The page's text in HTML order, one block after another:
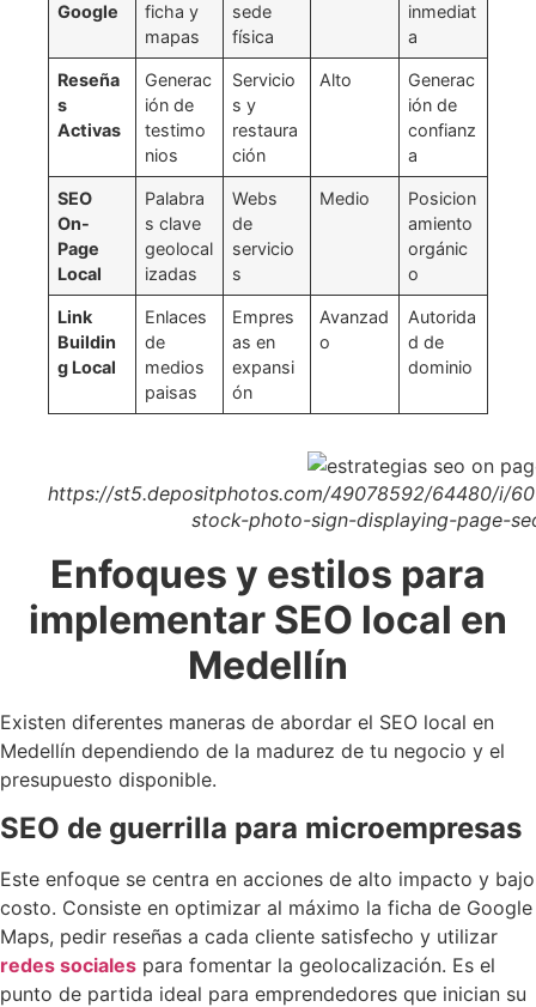
Google
ficha y
mapas
sede
física
inmediat
a
Reseña
s
Activas
Generac
ión de
testimo
nios
Servicio
s y
restaura
ción
Alto
Generac
ión de
confianz
a
SEO
On-
Page
Local
Palabra
s clave
geolocal
izadas
Webs
de
servicio
s
Medio
Posicion
amiento
orgánic
o
Link
Buildin
g Local
Enlaces
de
medios
paisas
Empres
as en
expansi
ón
Avanzad
o
Autorida
d de
dominio
https://st5.depositphotos.com/49078592/64480/i/
stock-photo-sign-displaying-page-
Enfoques y estilos para
implementar SEO local en
Medellín
Existen diferentes maneras de abordar el SEO local en
Medellín dependiendo de la madurez de tu negocio y el
presupuesto disponible.
SEO de guerrilla para microempresas
Este enfoque se centra en acciones de alto impacto y bajo
costo. Consiste en optimizar al máximo la ficha de Google
Maps, pedir reseñas a cada cliente satisfecho y utilizar
redes sociales para fomentar la geolocalización. Es el
punto de partida ideal para emprendedores que inician su